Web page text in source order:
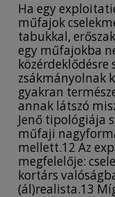
Ha egy
műfajok
tabukkal,
egy műfajokba
zsákmányolnak
gyakran
annak látszó
Jenő tipológiája
műfaji
mellett.12 Az
megfelelője:
kortárs
(ál)realista.13